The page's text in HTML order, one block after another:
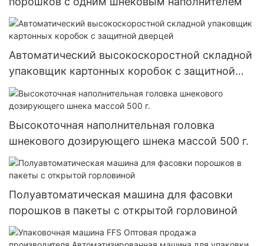
Автоматический высокоскоростной складной
упаковщик картонных коробок с защитной
дверцей
Высокоточная наполнительная головка
шнекового дозирующего шнека массой 500 г.
Полуавтоматическая машина для фасовки
порошков в пакеты с открытой горловиной